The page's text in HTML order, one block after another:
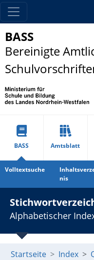
BASS
Bereinigte
BASS Amtsblatt
Volltextsuche
nis
Alphabetischer
Startseite Index